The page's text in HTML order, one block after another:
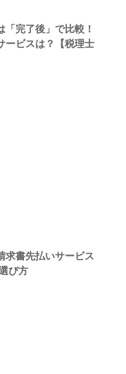
完了後」で比較！
ービスは？【税理士
求書先払いサービス
び方